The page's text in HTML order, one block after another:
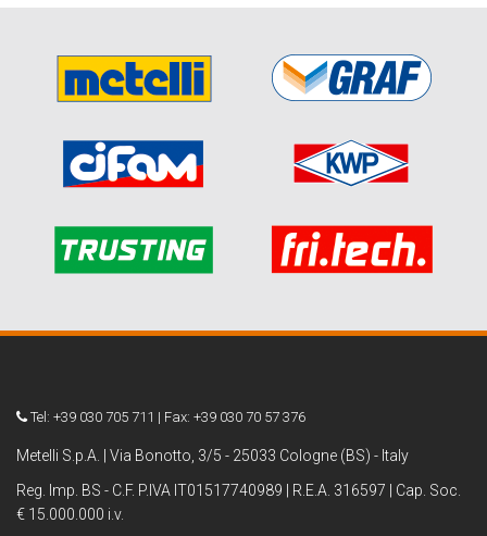
Tel: +39 030 705 711 | Fax: +39 030 70 57 376
Metelli S.p.A. | Via Bonotto, 3/5 - 25033 Cologne (BS) - Italy
Reg. Imp. BS - C.F. P.IVA IT01517740989 | R.E.A. 316597 | Cap. Soc.
€ 15.000.000 i.v.